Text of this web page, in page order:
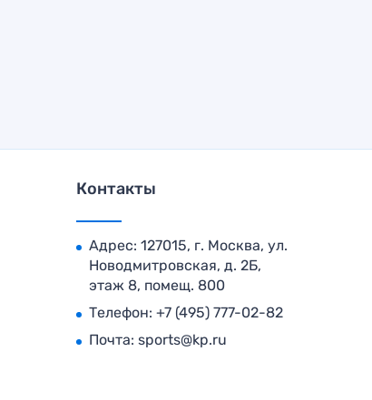
Контакты
Адрес: 127015, г. Москва, ул.
Новодмитровская, д. 2Б,
этаж 8, помещ. 800
Телефон: +7 (495) 777-02-82
Почта: sports@kp.ru